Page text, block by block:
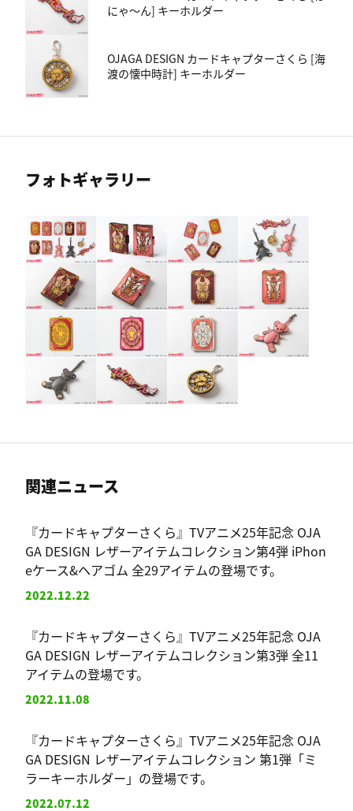
にゃ〜ん] キーホルダー
OJAGA DESIGN カードキャプターさくら [海
渡の懐中時計] キーホルダー
フォトギャラリー
関連ニュース
『カードキャプターさくら』TVアニメ25年記念 OJA
GA DESIGN レザーアイテムコレクション第4弾 iPhon
eケース&ヘアゴム 全29アイテムの登場です。
2022.12.22
『カードキャプターさくら』TVアニメ25年記念 OJA
GA DESIGN レザーアイテムコレクション第3弾 全11
アイテムの登場です。
2022.11.08
『カードキャプターさくら』TVアニメ25年記念 OJA
GA DESIGN レザーアイテムコレクション 第1弾「ミ
ラーキーホルダー」の登場です。
2022.07.12